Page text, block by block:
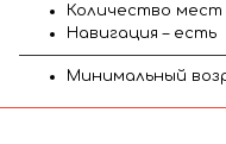
Количество мест
Навигация – есть
Минимальный